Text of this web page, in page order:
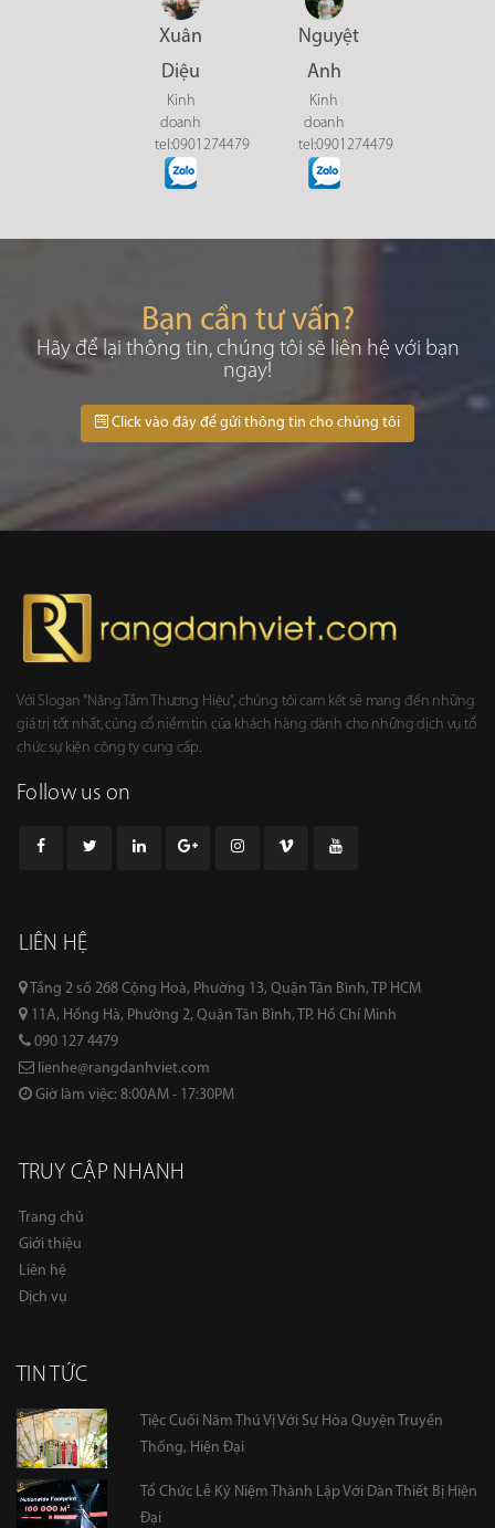
Xuân
Diệu
Kinh
doanh
tel:0901274479
Nguyệt
Anh
Kinh
doanh
tel:0901274479
Bạn cần tư vấn?
Hãy để lại thông tin, chúng tôi sẽ liên hệ với bạn
ngay!
Click vào đây để gửi thông tin cho chúng tôi
Với Slogan "Nâng Tầm Thương Hiệu", chúng tôi cam kết sẽ mang đến những
giá trị tốt nhất, củng cổ niềm tin của khách hàng dành cho những dịch vụ tổ
chức sự kiện công ty cung cấp.
Follow us on
LIÊN HỆ
Tầng 2 số 268 Cộng Hoà, Phường 13, Quận Tân Bình, TP HCM
11A, Hồng Hà, Phường 2, Quận Tân Bình, TP. Hồ Chí Minh
090 127 4479
lienhe@rangdanhviet.com
Giờ làm việc: 8:00AM - 17:30PM
TRUY CẬP NHANH
Trang chủ
Giới thiệu
Liên hệ
Dịch vụ
TIN TỨC
Tiệc Cuối Năm Thú Vị Với Sự Hòa Quyện Truyền
Thống, Hiện Đại
Tổ Chức Lễ Kỷ Niệm Thành Lập Với Dàn Thiết Bị Hiện
Đại